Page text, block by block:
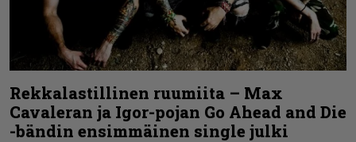
Rekkalastillinen ruumiita – Max
Cavaleran ja Igor-pojan Go Ahead and Die
-bändin ensimmäinen single julki